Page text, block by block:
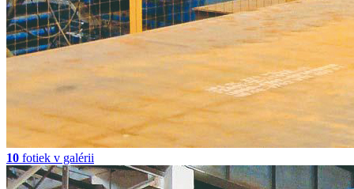
10 fotiek v galérii